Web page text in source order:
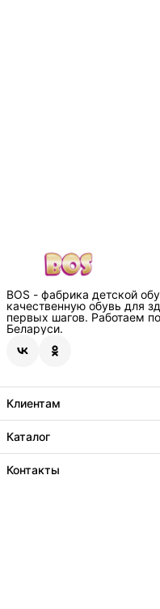
BOS - фабрика детской
качественную обувь для
первых шагов. Работаем
Беларуси.
Клиентам
Способы оплаты
Где купить
Информация
Каталог
Бестселлеры
Новинки
Контакты